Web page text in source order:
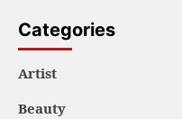
Categories
Artist
Beauty